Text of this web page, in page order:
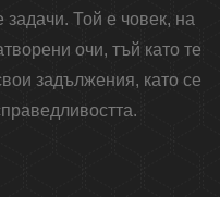
задачи. Той е човек, на
очи, тъй като те
задължения, като се